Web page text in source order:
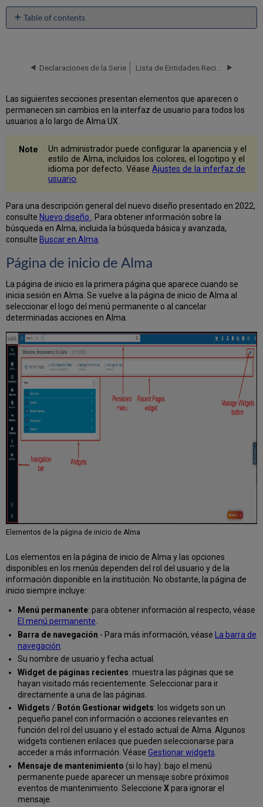
Table of contents
de
Gestionar
widgets
Lista
widgets
El
menú
permanente
Encabezado
página
panel
de
resumen
Tareas
y
listas
de
tareas
Configurar
Alma
Atajos
de
teclado
globales
Alma
Opción
seleccionado
Icono
de
información
Icono
información
de
usuario
Icono
de
traducir
información
Mensajes
Pestañas
Indicador
"Hay
contenido"
Pestañas
comunes
de
Alma
Declaraciones de la Serie
Las siguientes secciones presentan elementos que aparecen o
permanecen sin cambios en la interfaz de usuario para todos los
usuarios a lo largo de Alma UX.
Un administrador puede configurar la apariencia y el
estilo de Alma, incluidos los colores, el logotipo y el
idioma por defecto. VéaseAjustes de la inferfaz de
usuario.
Para una descripción general del nuevo diseño presentado en 2022,
consulte Nuevo diseño . Para obtener información sobre la
búsqueda en Alma, incluida la búsqueda básica y avanzada,
consulte Buscar en Alma.
Página de inicio de Alma
La página de inicio es la primera página que aparece cuando se
inicia sesión en Alma. Se vuelve a la página de inicio de Alma al
seleccionar el logo del menú permanente o al cancelar
determinadas acciones en Alma.
Elementos de la página de inicio de Alma
Los elementos en la página de inicio de Alma y las opciones
disponibles en los menús dependen del rol del usuario y de la
información disponible en la institución. No obstante, la página de
inicio siempre incluye:
Menú permanente: para obtener información al respecto, véase
El menú permanente.
Barra de navegación - Para más información, véase
La barra de
navegación
Su nombre de usuario y fecha actual.
Widget de páginas recientes: muestra las páginas que se
hayan visitado más recientemente. Seleccionar para ir
directamente a una de las páginas.
Widgets / Botón Gestionar widgets: los widgets son un
pequeño panel con información o acciones relevantes en
función del rol del usuario y el estado actual de Alma. Algunos
widgets contienen enlaces que pueden seleccionarse para
acceder a más información. Véase Gestionar widgets.
Mensaje de mantenimiento (si lo hay): bajo el menú
permanente puede aparecer un mensaje sobre próximos
eventos de mantenimiento. Seleccione Xpara ignorar el
mensaje.